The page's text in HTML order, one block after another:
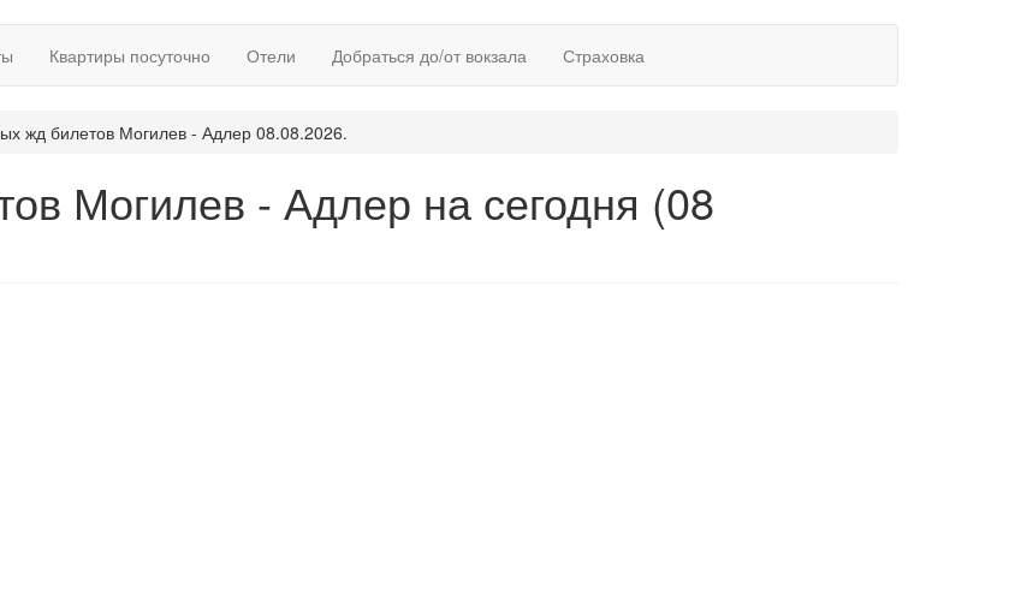
Квартиры посуточно Отели Добраться до/от вокзала Страховка
жд билетов Могилев - Адлер 08.08.2026.
Могилев - Адлер на сегодня (08